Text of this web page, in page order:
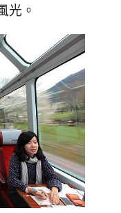
光。